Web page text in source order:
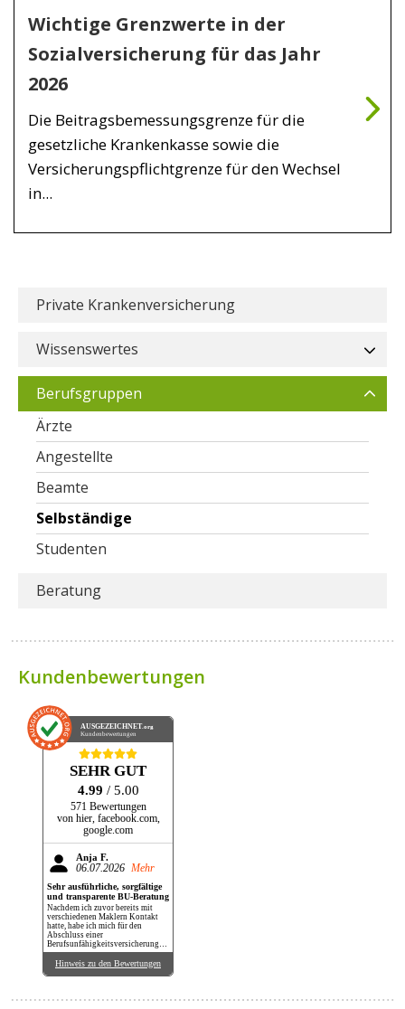
Wichtige Grenzwerte in der
Sozialversicherung für das Jahr
2026
Die Beitragsbemessungsgrenze für die
gesetzliche Krankenkasse sowie die
Versicherungspflichtgrenze für den Wechsel
in...
Private Krankenversicherung
Wissenswertes
Berufsgruppen
Ärzte
Angestellte
Beamte
Selbständige
Studenten
Beratung
Kundenbewertungen
AUSGEZEICHNET .org
Kundenbewertungen
SEHR GUT
4.99 / 5.00
571 Bewertungen
von hier, facebook.com,
google.com
Anja F.
06.07.2026 Mehr
Sehr ausführliche, sorgfältige
und transparente BU-Beratung
Nachdem ich zuvor bereits mit
verschiedenen Maklern Kontakt
hatte, habe ich mich für den
Abschluss einer
Berufsunfähigkeitsversicherung
bei Herrn Maier entschieden.
Überzeugt hat mich seine sehr
sorgfältige und transparente
verschiedener Anbieter erhalten.
Hinweis zu den Bewertungen